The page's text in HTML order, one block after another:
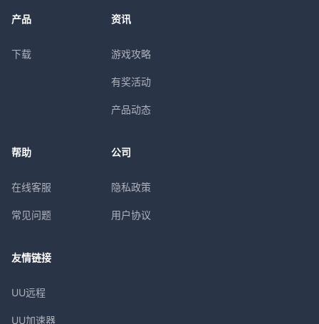
产品
下载
资讯
游戏攻略
有奖活动
产品动态
帮助
在线客服
常见问题
公司
隐私政策
用户协议
友情链接
UU远程
UU加速器